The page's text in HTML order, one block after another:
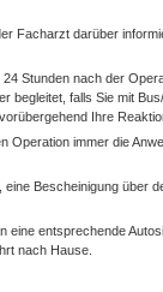
Facharzt darüber
Stunden nach der
begleitet, falls Sie mit
Ihre
Operation immer die
Bescheinigung über
eine entsprechende
nach Hause.